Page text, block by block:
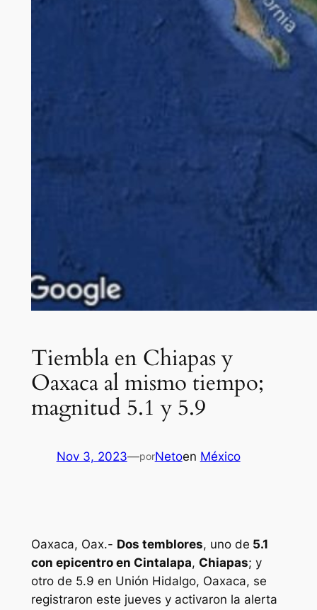
Tiembla en Chiapas y
Oaxaca al mismo tiempo;
magnitud 5.1 y 5.9
Nov 3, 2023—porNetoen México
Oaxaca, Oax.- Dos temblores, uno de 5.1
con epicentro en Cintalapa, Chiapas; y
otro de 5.9 en Unión Hidalgo, Oaxaca, se
registraron este jueves y activaron la alerta